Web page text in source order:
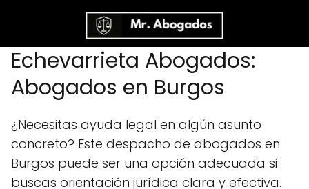
Echevarrieta Abogados:
Abogados en Burgos
¿Necesitas ayuda legal en algún asunto
concreto? Este despacho de abogados en
Burgos puede ser una opción adecuada si
buscas orientación jurídica clara y efectiva.